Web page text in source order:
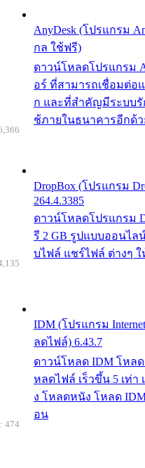
AnyDesk (โปรแกรม
กล ใช้ฟรี)
ดาวน์โหลดโปรแกรม
อร์ ที่สามารถเชื่อมต่อ
ก และที่สำคัญมีระบบ
ช้ภายในธนาคารอีกด้ว
DropBox (โปรแกรม
264.4.3385
ดาวน์โหลดโปรแกรม
รี 2 GB รูปแบบออนไล
บไฟล์ แชร์ไฟล์ ต่างๆ
IDM (โปรแกรม
ลดไฟล์) 6.43.7
ดาวน์โหลด IDM โหลด
หลดไฟล์ เร็วขึ้น 5 เท่า
ง โหลดหนัง โหลด
อน
474